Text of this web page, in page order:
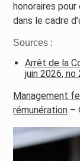
honoraires
dans le cadre
Sources :
Arrêt de la
juin 2026,
Management
rémunération –